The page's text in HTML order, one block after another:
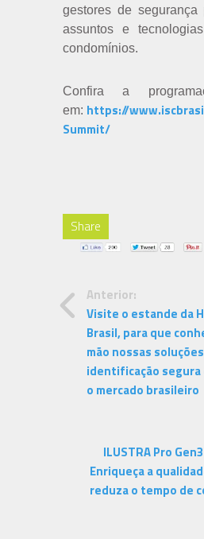
gestores de segurança
assuntos e
condomínios.
Confira a
em: https://
Summit/
Share
Anterior:
Visite o estande da
Brasil, para que
mão nossas
identificação segura
o mercado brasileiro
ILUSTRA Pro
Enriqueça a
reduza o tempo de